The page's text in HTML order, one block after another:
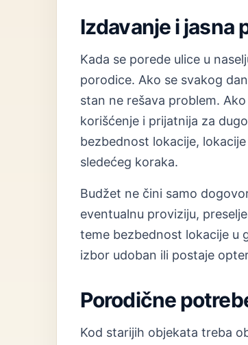
Izdavanje i jasna
Kada se porede ulice u
porodice. Ako se svakog
stan ne rešava problem.
korišćenje i prijatnija za
bezbednost lokacije,
sledećeg koraka.
Budžet ne čini samo
eventualnu proviziju,
teme bezbednost lokacije u
izbor udoban ili postaje
Porodične
Kod starijih objekata treba